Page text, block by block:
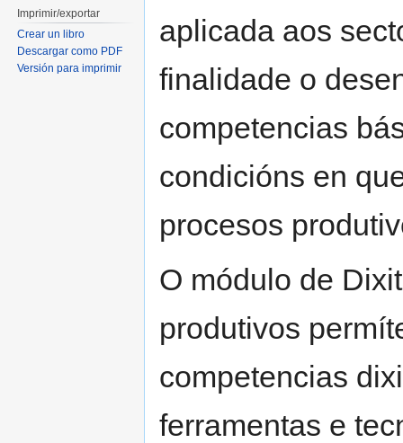
aplicada aos
finalidade o
competencias
condicións en
procesos
O módulo de
produtivos
competencias
ferramentas e
Imprimir/exportar
Crear un libro
Descargar como PDF
Versión para imprimir